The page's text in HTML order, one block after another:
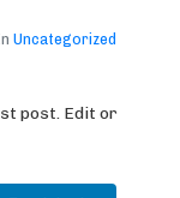
Uncategorized
post. Edit or